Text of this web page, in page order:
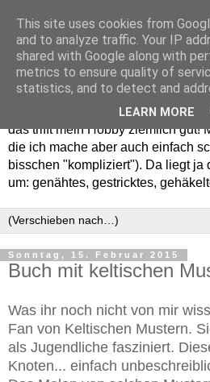
Willkommen in meinem
das trifft mein Hobby ziemlich gut!
die ich mache aber auch einfach
bisschen "kompliziert"). Da liegt ja
um: genähtes, gestricktes,
Sonntag, 15. Februar 2015
Buch mit keltischen
Was ihr noch nicht von mir
Fan von Keltischen Mustern.
als Jugendliche fasziniert.
Knoten... einfach
This site uses cookies from
and to analyze traffic. Your IP
shared with Google along with
metrics to ensure quality of
statistics, and to detect and
LEARN MORE